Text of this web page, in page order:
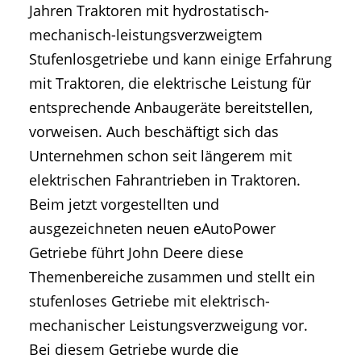
Jahren Traktoren mit hydrostatisch-
mechanisch-leistungsverzweigtem
Stufenlosgetriebe und kann einige Erfahrung
mit Traktoren, die elektrische Leistung für
entsprechende Anbaugeräte bereitstellen,
vorweisen. Auch beschäftigt sich das
Unternehmen schon seit längerem mit
elektrischen Fahrantrieben in Traktoren.
Beim jetzt vorgestellten und
ausgezeichneten neuen eAutoPower
Getriebe führt John Deere diese
Themenbereiche zusammen und stellt ein
stufenloses Getriebe mit elektrisch-
mechanischer Leistungsverzweigung vor.
Bei diesem Getriebe wurde die